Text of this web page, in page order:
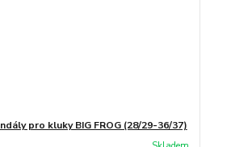
pro kluky BIG FROG (28/29-36/37)